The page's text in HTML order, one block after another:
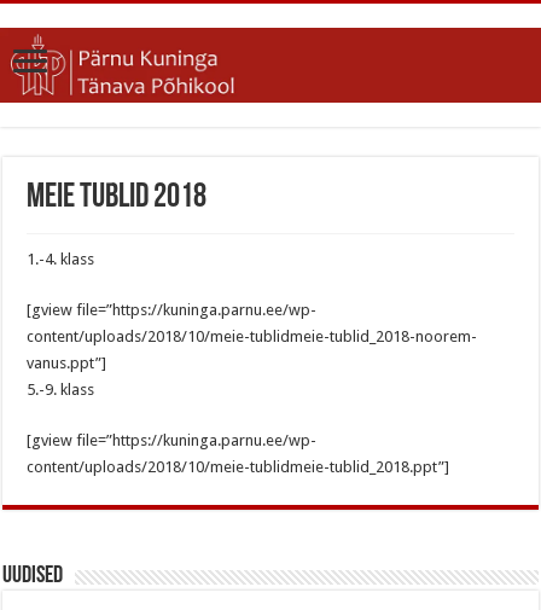
Meie tublid 2018
1.-4. klass
[gview file=”https://kuninga.parnu.ee/wp-
content/uploads/2018/10/meie-tublidmeie-tublid_2018-noorem-
vanus.ppt”]
5.-9. klass
[gview file=”https://kuninga.parnu.ee/wp-
content/uploads/2018/10/meie-tublidmeie-tublid_2018.ppt”]
Uudised